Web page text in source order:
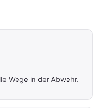
Wege in der Abwehr.